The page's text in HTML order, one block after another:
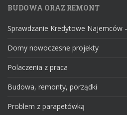
BUDOWA ORAZ REMONT
Sprawdzanie Kredytowe Najemców
Domy nowoczesne projekty
Polaczenia z praca
Budowa, remonty, porządki
Problem z parapetówką